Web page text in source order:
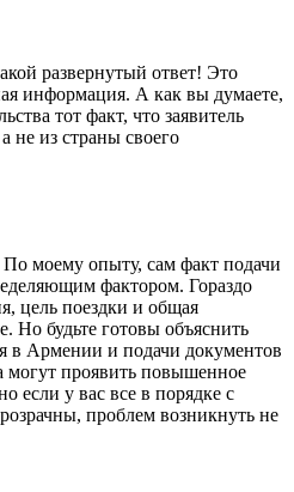
развернутый ответ! Это
информация. А как вы думаете,
тот факт, что заявитель
не из страны своего
моему опыту, сам факт подачи
фактором. Гораздо
цель поездки и общая
Но будьте готовы объяснить
в Армении и подачи документов
могут проявить повышенное
если у вас все в порядке с
проблем возникнуть не